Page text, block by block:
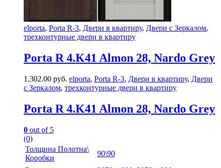
elporta, Porta R-3, Двери в квартиру, Двери с Зеркалом,
трехконтурные двери в квартиру
Porta R 4.K41 Almon 28, Nardo Grey
1,302.00 руб. elporta, Porta R-3, Двери в квартиру, Двери
с Зеркалом, трехконтурные двери в квартиру
Porta R 4.K41 Almon 28, Nardo Grey
0 out of 5
(0)
Толщина Полотна\
Коробки
90\90